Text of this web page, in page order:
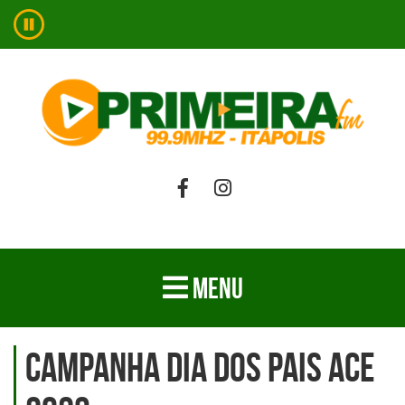
MENU
Campanha Dia dos Pais ACE